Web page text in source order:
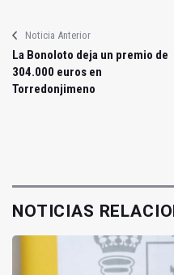
Noticia Anterior
La Bonoloto deja un premio de
304.000 euros en
Torredonjimeno
NOTICIAS